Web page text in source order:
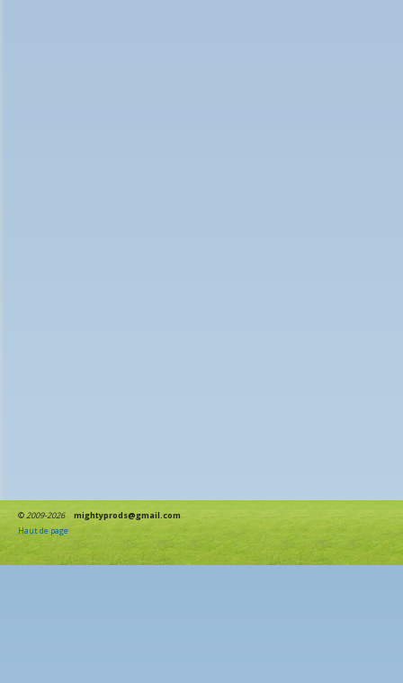
©2009-2026
mightyprods@gmail.com
Haut de page